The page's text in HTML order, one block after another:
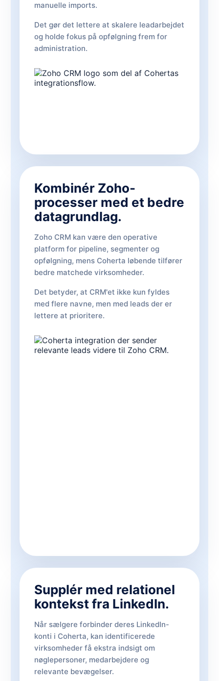
manuelle imports.
Det gør det lettere at skalere leadarbejdet
og holde fokus på opfølgning frem for
administration.
Kombinér Zoho-
processer med et bedre
datagrundlag.
Zoho CRM kan være den operative
platform for pipeline, segmenter og
opfølgning, mens Coherta løbende tilfører
bedre matchede virksomheder.
Det betyder, at CRM'et ikke kun fyldes
med flere navne, men med leads der er
lettere at prioritere.
Supplér med relationel
kontekst fra LinkedIn.
Når sælgere forbinder deres LinkedIn-
konti i Coherta, kan identificerede
virksomheder få ekstra indsigt om
nøglepersoner, medarbejdere og
relevante bevægelser.